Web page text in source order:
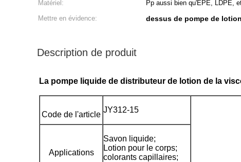
Matériel: Pp aussi bien qu'EPE, LDPE,
Mettre en évidence:
dessus de pompe de lotion
Description de produit
La pompe liquide de distributeur de lotion de la
Code de l'article
JY312-15
Applications
Savon liquide;
Lotion pour le corps;
colorants capillaires;